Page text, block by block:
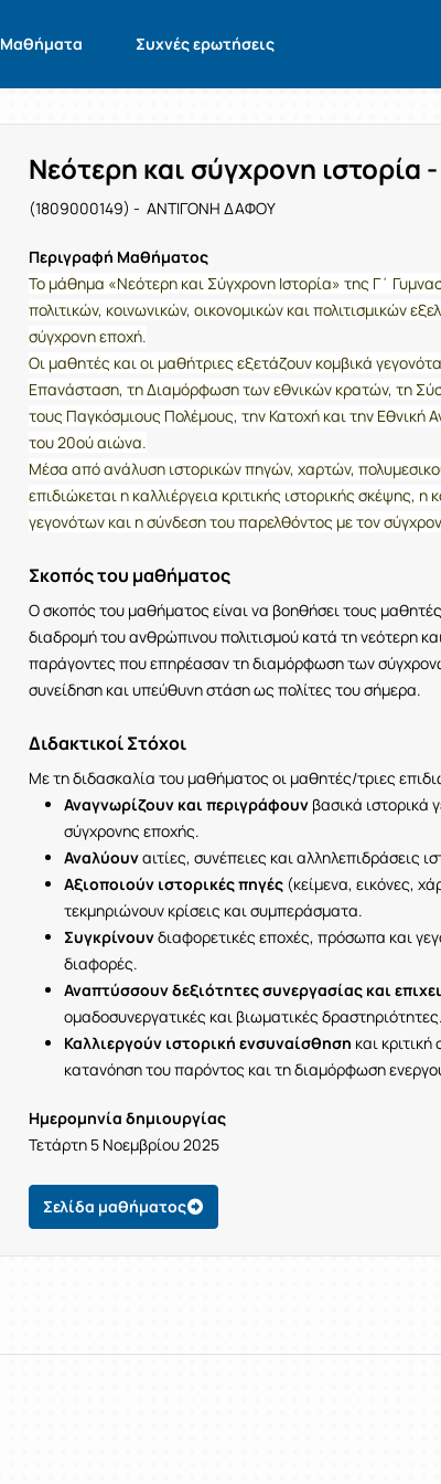
Μαθήματα Συχνές ερωτήσεις
Νεότερη και σύγχρονη ιστορία
(1809000149) - ΑΝΤΙΓΟΝΗ ΔΑΦΟΥ
Περιγραφή Μαθήματος
Το μάθημα «Νεότερη και Σύγχρονη Ιστορία» της Γ΄
πολιτικών, κοινωνικών, οικονομικών και πολιτισμικών
σύγχρονη εποχή.
Οι μαθητές και οι μαθήτριες εξετάζουν κομβικά
Επανάσταση, τη Διαμόρφωση των εθνικών κρατών, τη
τους Παγκόσμιους Πολέμους, την Κατοχή και την Εθνική
του 20ού αιώνα.
Μέσα από ανάλυση ιστορικών πηγών, χαρτών,
επιδιώκεται η καλλιέργεια κριτικής ιστορικής σκέψης,
γεγονότων και η σύνδεση του παρελθόντος με τον
Σκοπός του μαθήματος
Ο σκοπός του μαθήματος είναι να βοηθήσει τους
διαδρομή του ανθρώπινου πολιτισμού κατά τη νεότερη
παράγοντες που επηρέασαν τη διαμόρφωση των
συνείδηση και υπεύθυνη στάση ως πολίτες του σήμερα.
Διδακτικοί Στόχοι
Με τη διδασκαλία του μαθήματος οι μαθητές/τριες
Αναγνωρίζουν και περιγράφουν βασικά ιστορικά
σύγχρονης εποχής.
Αναλύουναιτίες, συνέπειες και αλληλεπιδράσεις
Αξιοποιούν ιστορικές πηγές (κείμενα, εικόνες,
τεκμηριώνουν κρίσεις και συμπεράσματα.
Συγκρίνουνδιαφορετικές εποχές, πρόσωπα και
διαφορές.
Αναπτύσσουν δεξιότητες συνεργασίας και
ομαδοσυνεργατικές και βιωματικές δραστηριότητες.
Καλλιεργούν ιστορική ενσυναίσθηση και
κατανόηση του παρόντος και τη διαμόρφωση
Ημερομηνία δημιουργίας
Τετάρτη 5 Νοεμβρίου 2025
Σελίδα μαθήματος